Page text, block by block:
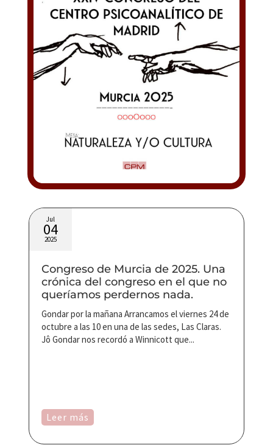
Jul
04
2025
Congreso de Murcia de 2025. Una
crónica del congreso en el que no
queríamos perdernos nada.
Gondar por la mañana Arrancamos el viernes 24 de
octubre a las 10 en una de las sedes, Las Claras.
Jô Gondar nos recordó a Winnicott que...
Leer más